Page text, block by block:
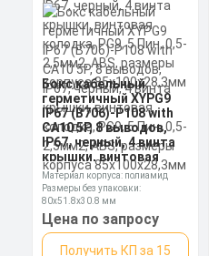
Бокс кабельный
герметичный XYPG9
IP67 (B706)-P108 with
CA10 5P, 8 выводов,
IP67, черный, 4 винта
крышки, винтовая
колодка, PG9, 5 Пин,
0,5-2,5мм2, ABS,
размеры корпуса
85х100х28,3мм
Материал корпуса: полиамид
Размеры без упаковки:
80x51.8x30.8 мм
Степень пылевлагозащиты: IP68
Цена по запросу
Получить КП за 15